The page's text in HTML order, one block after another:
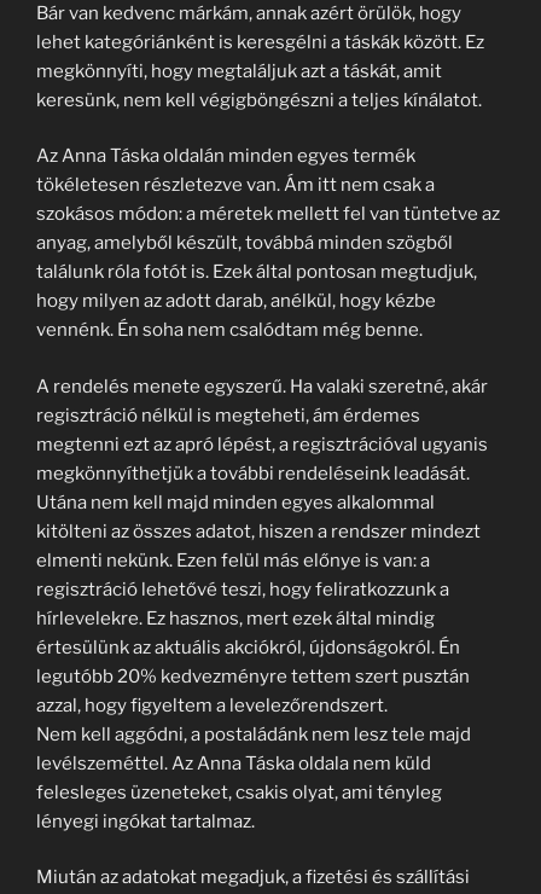
Bár van kedvenc márkám, annak azért örülök, hogy
lehet kategóriánként is keresgélni a táskák között. Ez
megkönnyíti, hogy megtaláljuk azt a táskát, amit
keresünk, nem kell végigböngészni a teljes kínálatot.
Az Anna Táska oldalán minden egyes termék
tökéletesen részletezve van. Ám itt nem csak a
szokásos módon: a méretek mellett fel van tüntetve az
anyag, amelyből készült, továbbá minden szögből
találunk róla fotót is. Ezek által pontosan megtudjuk,
hogy milyen az adott darab, anélkül, hogy kézbe
vennénk. Én soha nem csalódtam még benne.
A rendelés menete egyszerű. Ha valaki szeretné, akár
regisztráció nélkül is megteheti, ám érdemes
megtenni ezt az apró lépést, a regisztrációval ugyanis
megkönnyíthetjük a további rendeléseink leadását.
Utána nem kell majd minden egyes alkalommal
kitölteni az összes adatot, hiszen a rendszer mindezt
elmenti nekünk. Ezen felül más előnye is van: a
regisztráció lehetővé teszi, hogy feliratkozzunk a
hírlevelekre. Ez hasznos, mert ezek által mindig
értesülünk az aktuális akciókról, újdonságokról. Én
legutóbb 20% kedvezményre tettem szert pusztán
azzal, hogy figyeltem a levelezőrendszert.
Nem kell aggódni, a postaládánk nem lesz tele majd
levélszeméttel. Az Anna Táska oldala nem küld
felesleges üzeneteket, csakis olyat, ami tényleg
lényegi ingókat tartalmaz.
Miután az adatokat megadjuk, a fizetési és szállítási